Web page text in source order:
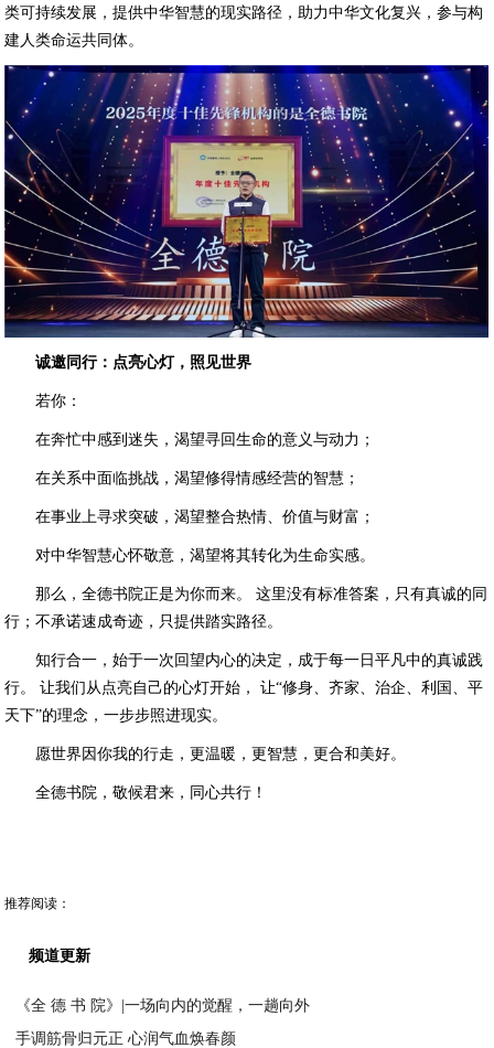
类可持续发展，提供中华智慧的现实路径，助力中华文化复兴，参与构
建人类命运共同体。
诚邀同行：点亮心灯，照见世界
若你：
在奔忙中感到迷失，渴望寻回生命的意义与动力；
在关系中面临挑战，渴望修得情感经营的智慧；
在事业上寻求突破，渴望整合热情、价值与财富；
对中华智慧心怀敬意，渴望将其转化为生命实感。
那么，全德书院正是为你而来。 这里没有标准答案，只有真诚的同
行；不承诺速成奇迹，只提供踏实路径。
知行合一，始于一次回望内心的决定，成于每一日平凡中的真诚践
行。 让我们从点亮自己的心灯开始， 让“修身、齐家、治企、利国、平
天下”的理念，一步步照进现实。
愿世界因你我的行走，更温暖，更智慧，更合和美好。
全德书院，敬候君来，同心共行！
推荐阅读：
频道更新
《全 德 书 院》|一场向内的觉醒，一趟向外
手调筋骨归元正 心润气血焕春颜